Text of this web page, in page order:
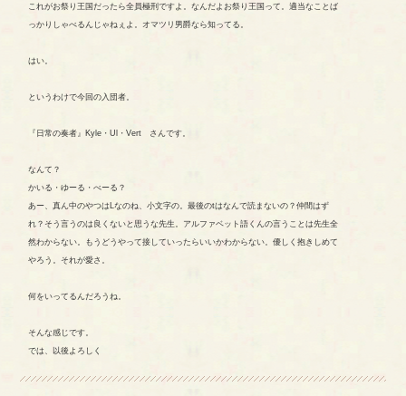
これがお祭り王国だったら全員極刑ですよ。なんだよお祭り王国って。適当なことば
っかりしゃべるんじゃねぇよ。オマツリ男爵なら知ってる。
はい。
というわけで今回の入団者。
『日常の奏者』Kyle・Ul・Vert さんです。
なんて？
かいる・ゆーる・べーる？
あー、真ん中のやつはLなのね、小文字の。最後のtはなんで読まないの？仲間はず
れ？そう言うのは良くないと思うな先生。アルファベット語くんの言うことは先生全
然わからない。もうどうやって接していったらいいかわからない。優しく抱きしめて
やろう。それが愛さ。
何をいってるんだろうね。
そんな感じです。
では、以後よろしく